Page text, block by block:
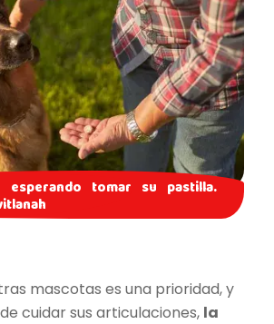
esperando tomar su pastilla.
mascotas es una prioridad, y
cuidar sus articulaciones, la